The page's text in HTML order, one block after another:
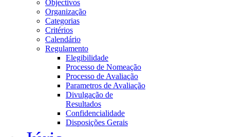
Objectivos
Organização
Categorias
Critérios
Calendário
Regulamento
Elegibilidade
Processo de Nomeação
Processo de Avaliação
Parametros de Avaliação
Divulgação de
Resultados
Confidencialidade
Disposições Gerais